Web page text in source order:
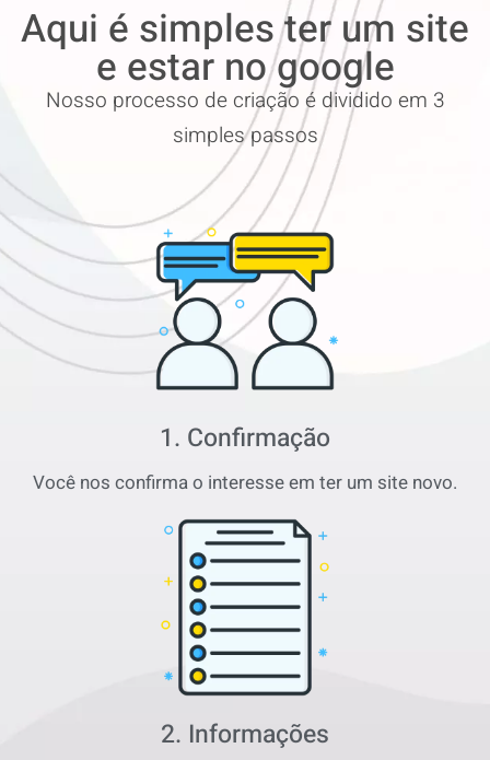
Aqui é simples ter um site
e estar no google
Nosso processo de criação é dividido em 3
simples passos
1. Confirmação
Você nos confirma o interesse em ter um site novo.
2. Informações